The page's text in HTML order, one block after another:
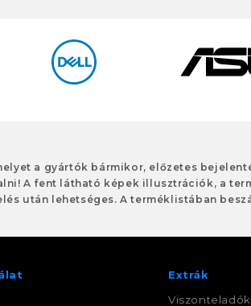
a gyártók bármikor, előzetes
A fent látható képek illusztrációk, a
után lehetséges. A terméklistában
Extrák